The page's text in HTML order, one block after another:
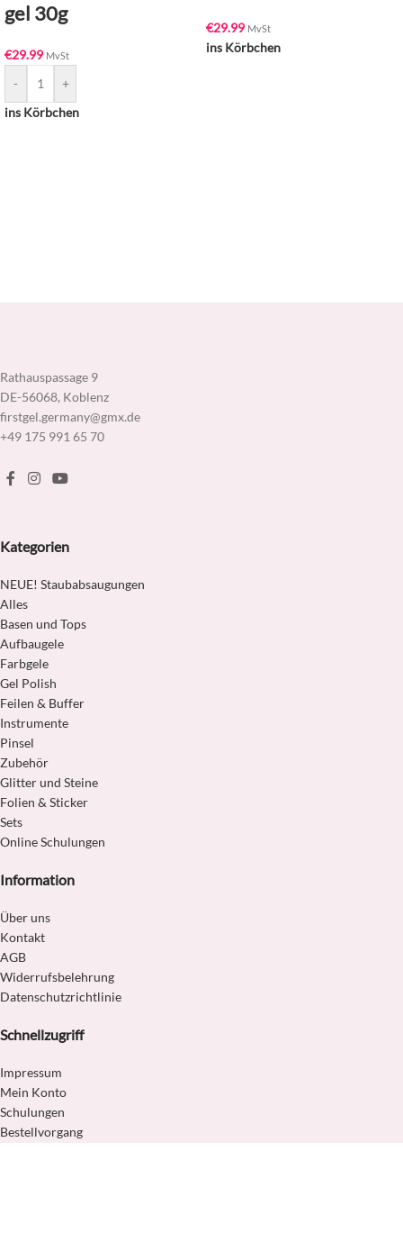
gel 30g
€29.99 MvSt
-
+
ins Körbchen
€29.99 MvSt
ins Körbchen
Rathauspassage 9
DE-56068, Koblenz
firstgel.germany@gmx.de
+49 175 991 65 70
Kategorien
NEUE! Staubabsaugungen
Alles
Basen und Tops
Aufbaugele
Farbgele
Gel Polish
Feilen & Buffer
Instrumente
Pinsel
Zubehör
Glitter und Steine
Folien & Sticker
Sets
Online Schulungen
Information
Über uns
Kontakt
AGB
Widerrufsbelehrung
Datenschutzrichtlinie
Schnellzugriff
Impressum
Mein Konto
Schulungen
Bestellvorgang